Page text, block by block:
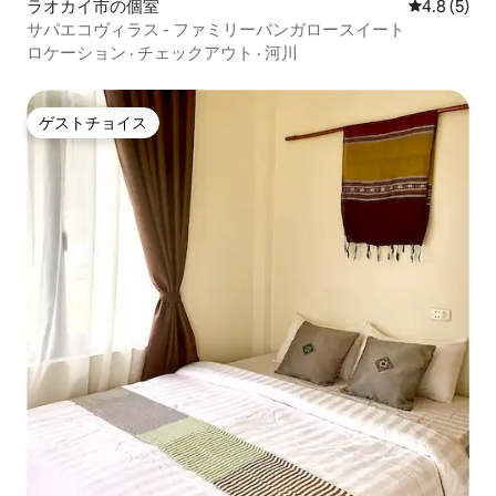
ラオカイ市の個室 レビュー5
4.8 (5)
サパエコヴィラス - ファミリーバンガロースイート
ロケーション · チェックアウト · 河川
ゲストチョイス
ゲストチョイス